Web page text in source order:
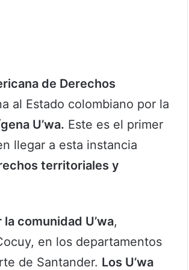
de Derechos
al Estado colombiano por la
U’wa. Este es el primer
llegar a esta instancia
territoriales y
comunidad U’wa,
en los departamentos
de Santander. Los U’wa